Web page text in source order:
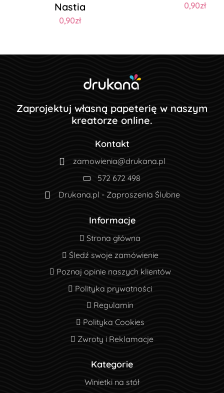
Nastia
0,90zł
0,90zł
Zaprojektuj własną papeterię w naszym
kreatorze online.
Kontakt
zamowienia@drukana.pl
572 672 498
Drukana.pl - Zaproszenia Ślubne
Informacje
Strona główna
Strona główna
Śledź swoje zamówienie
Śledź swoje zamówienie
Poznaj opinie naszych klientów
Poznaj opinie naszych klientów
Polityka prywatności
Polityka prywatności
Regulamin
Regulamin
Polityka Cookies
Polityka Cookies
Zwroty i Reklamacje
Zwroty i Reklamacje
Kategorie
Winietki na stół